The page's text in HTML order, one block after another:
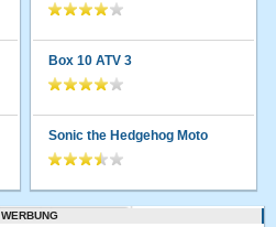
Box 10 ATV 3
Sonic the Hedgehog Moto
WERBUNG